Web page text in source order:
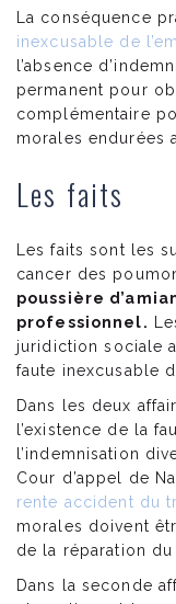
La conséquence
inexcusable de
l’absence
permanent pour
complémentaire
morales endurées
Les faits
Les faits sont les
cancer des
poussière
professionnel.
juridiction sociale
faute inexcusable
Dans les deux
l’existence de la
l’indemnisation
Cour d’appel de
rente accident du
morales doivent
de la réparation
Dans la seconde